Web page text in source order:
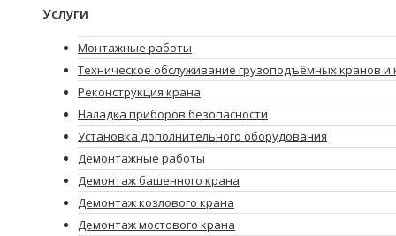
Услуги
Монтажные работы
Техническое обслуживание грузоподъёмных кранов и
Реконструкция крана
Наладка приборов безопасности
Установка дополнительного оборудования
Демонтажные работы
Демонтаж башенного крана
Демонтаж козлового крана
Демонтаж мостового крана